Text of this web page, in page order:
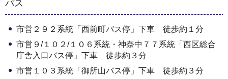
バス
市営２９２系統「西前町バス停」下車 徒歩約１分
市営９/１０２/１０６系統・神奈中７７系統「西区総合
庁舎入口バス停」下車 徒歩約３分
市営１０３系統「御所山バス停」下車 徒歩約３分